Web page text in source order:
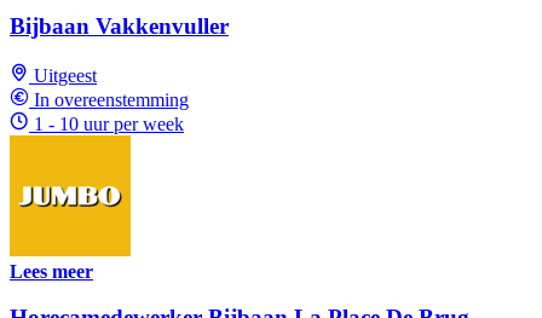
Bijbaan Vakkenvuller
Uitgeest
In overeenstemming
1 - 10 uur per week
Lees meer